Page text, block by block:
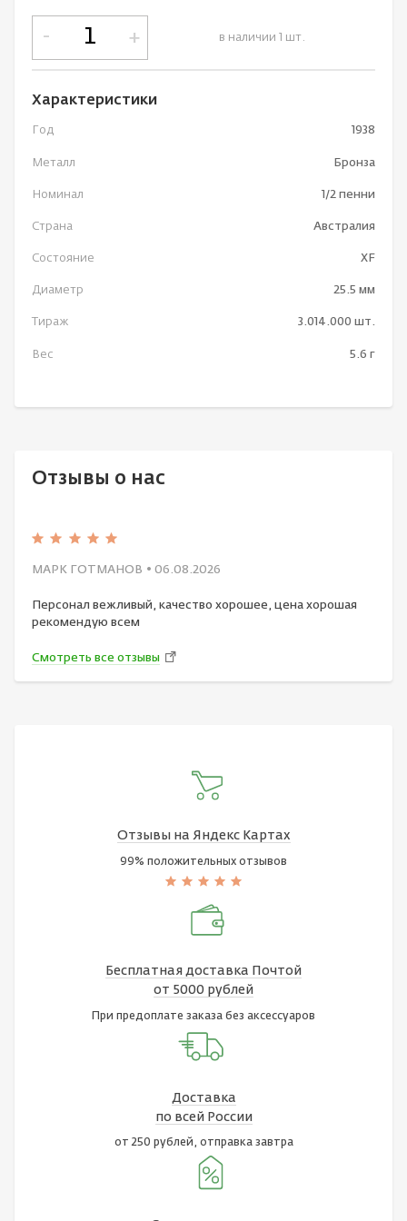
в наличии 1 шт.
- +
Характеристики
Год 1938
Металл Бронза
Номинал 1/2 пенни
Страна Австралия
Состояние XF
Диаметр 25.5 мм
Тираж 3.014.000 шт.
Вес 5.6 г
Отзывы о нас
МАРК ГОТМАНОВ • 06.08.2026
Персонал вежливый, качество хорошее, цена хорошая
рекомендую всем
Смотреть все отзывы
Отзывы на Яндекс Картах
99% положительных отзывов
Бесплатная доставка Почтой
от 5000 рублей
При предоплате заказа без аксессуаров
Доставка
по всей России
от 250 рублей, отправка завтра